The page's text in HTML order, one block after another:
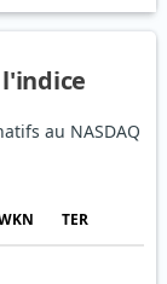
l'indice
au NASDAQ
TER